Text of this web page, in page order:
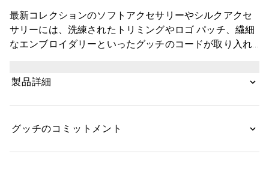
最新コレクションのソフトアクセサリーやシルクアクセ
サリーには、洗練されたトリミングやロゴ パッチ、繊細
なエンブロイダリーといったグッチのコードが取り入れ
製品詳細
グッチのコミットメント